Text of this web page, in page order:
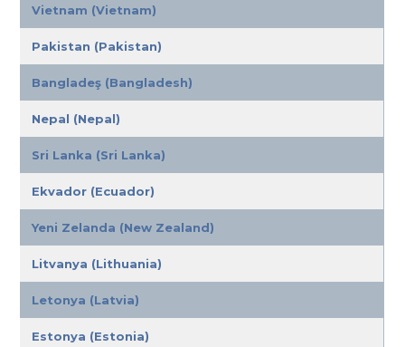
Vietnam (Vietnam)
Pakistan (Pakistan)
Bangladeş (Bangladesh)
Nepal (Nepal)
Sri Lanka (Sri Lanka)
Ekvador (Ecuador)
Yeni Zelanda (New Zealand)
Litvanya (Lithuania)
Letonya (Latvia)
Estonya (Estonia)